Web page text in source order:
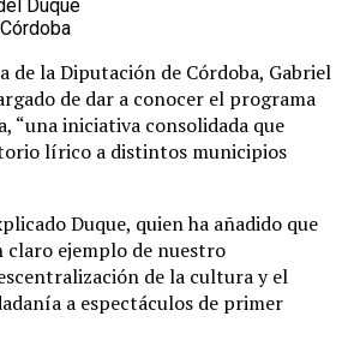
de la Diputación de Córdoba, Gabriel
de dar a conocer el programa
“una iniciativa consolidada que
lírico a distintos municipios
Duque, quien ha añadido que
claro ejemplo de nuestro
de la cultura y el
a espectáculos de primer